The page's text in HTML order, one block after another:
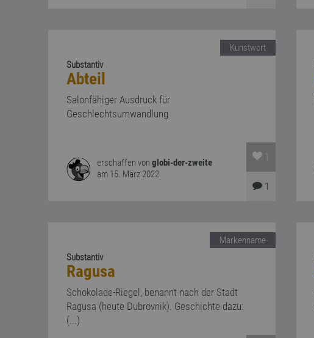
Kunstwort
Substantiv
Abteil
Salonfähiger Ausdruck für
Geschlechtsumwandlung
erschaffen von globi-der-zweite
am 15. März 2022
1
1
Markenname
Substantiv
Ragusa
Schokolade-Riegel, benannt nach der Stadt
Ragusa (heute Dubrovnik). Geschichte dazu:
(...)